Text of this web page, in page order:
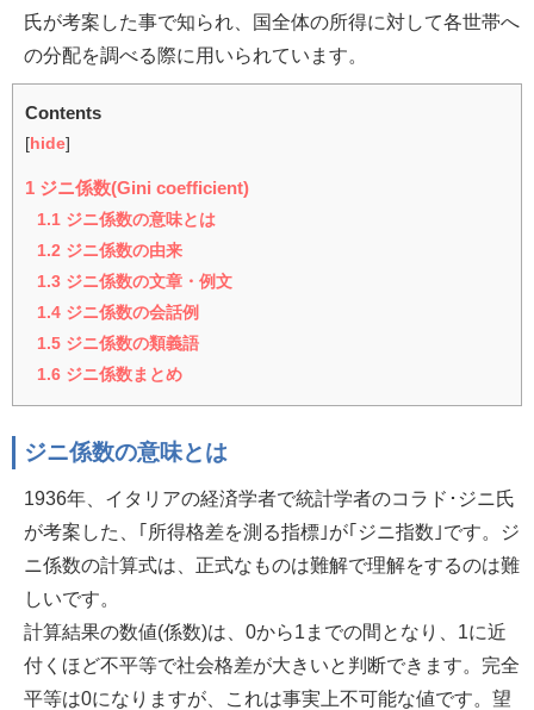
氏が考案した事で知られ、国全体の所得に対して各世帯へ
の分配を調べる際に用いられています。
Contents
[ hide]
1 ジニ係数(Gini coefficient)
1.1 ジニ係数の意味とは
1.2 ジニ係数の由来
1.3 ジニ係数の文章・例文
1.4 ジニ係数の会話例
1.5 ジニ係数の類義語
1.6 ジニ係数まとめ
ジニ係数の意味とは
1936年、イタリアの経済学者で統計学者のコラド･ジニ氏
が考案した、｢所得格差を測る指標｣が｢ジニ指数｣です。ジ
ニ係数の計算式は、正式なものは難解で理解をするのは難
しいです。
計算結果の数値(係数)は、0から1までの間となり、1に近
付くほど不平等で社会格差が大きいと判断できます。完全
平等は0になりますが、これは事実上不可能な値です。望